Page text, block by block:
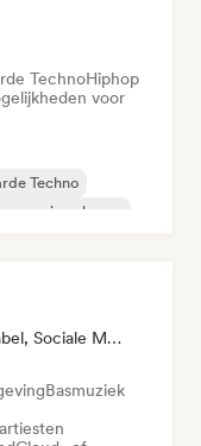
TechnoHiphop
voor
Techno
house
Youtube/Twitch-Kanaal, Label, Sociale Media Beïnvloeder
Basmuziek